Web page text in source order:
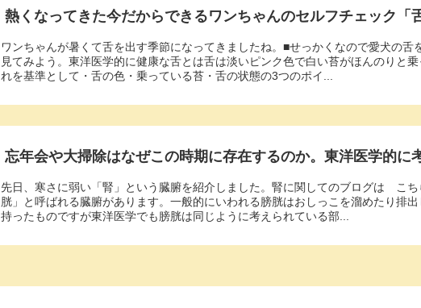
熱くなってきた今だからできるワンちゃんのセルフチェック「
ワンちゃんが暑くて舌を出す季節になってきましたね。■せっかくなので愛犬の舌
見てみよう。東洋医学的に健康な舌とは舌は淡いピンク色で白い苔がほんのりと乗
れを基準として・舌の色・乗っている苔・舌の状態の3つのポイ...
忘年会や大掃除はなぜこの時期に存在するのか。東洋医学的に
先日、寒さに弱い「腎」という臓腑を紹介しました。腎に関してのブログは こ
胱」と呼ばれる臓腑があります。一般的にいわれる膀胱はおしっこを溜めたり排
持ったものですが東洋医学でも膀胱は同じように考えられている部...